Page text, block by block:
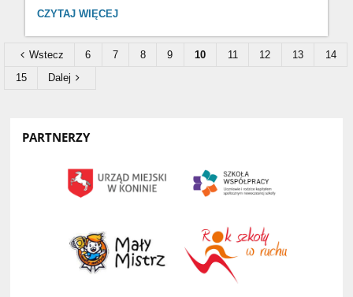
SPEKTAKL
:
CZYTAJ WIĘCEJ
Wstecz 6 7 8 9 10 11 12 13
14
15
Dalej
PARTNERZY